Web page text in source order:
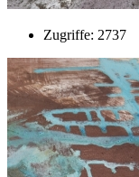
Zugriffe: 2737